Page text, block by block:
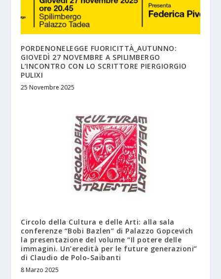
PORDENONELEGGE FUORICITTÀ_AUTUNNO:
GIOVEDÌ 27 NOVEMBRE A SPILIMBERGO
L’INCONTRO CON LO SCRITTORE PIERGIORGIO
PULIXI
25 Novembre 2025
Circolo della Cultura e delle Arti: alla sala
conferenze “Bobi Bazlen” di Palazzo Gopcevich
la presentazione del volume “Il potere delle
immagini. Un’eredità per le future generazioni”
di Claudio de Polo-Saibanti
8 Marzo 2025